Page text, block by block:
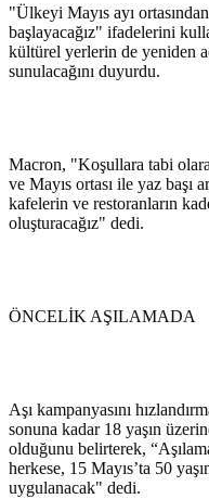
"Ülkeyi Mayıs ayı
başlayacağız" ifadelerini
kültürel yerlerin de yeniden
sunulacağını duyurdu.
Macron, "Koşullara tabi
ve Mayıs ortası ile yaz başı
kafelerin ve restoranların
oluşturacağız" dedi.
ÖNCELİK AŞILAMADA
Aşı kampanyasını
sonuna kadar 18 yaşın
olduğunu belirterek,
herkese, 15 Mayıs’ta 50
uygulanacak" dedi.